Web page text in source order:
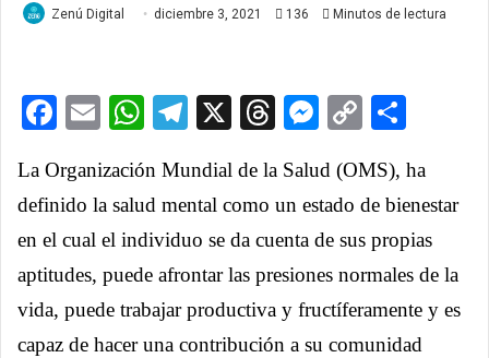
Zenú Digital diciembre 3, 2021 136 Minutos de lectura
Facebook
EmailWhatsApp
Telegram
X ThreadsCopy
La Organización Mundial de la Salud (OMS), ha
definido la salud mental como un estado de bienestar
en el cual el individuo se da cuenta de sus propias
aptitudes, puede afrontar las presiones normales de la
vida, puede trabajar productiva y fructíferamente y es
capaz de hacer una contribución a su comunidad